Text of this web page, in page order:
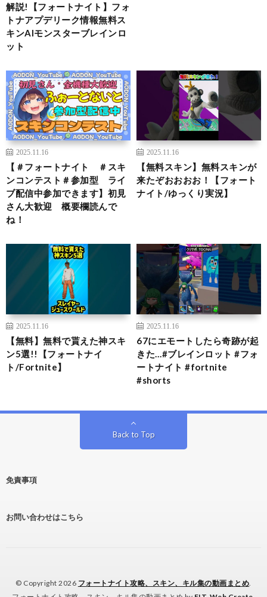
解説!【フォートナイト】フォ
トナアプデリーク情報無料ス
キンAIモンスターブレインロ
ット
2025.11.16
【＃フォートナイト ＃スキ
ンコンテスト＃参加型 ライ
ブ配信中参加できます】初見
さん大歓迎 概要欄読んで
ね！
2025.11.16
【無料スキン】無料スキンが
来たぞおおおお！【フォート
ナイト/ゆっくり実況】
2025.11.16
【無料】無料で貰えた神スキ
ン5選!!【フォートナイ
ト/Fortnite】
2025.11.16
67にエモートしたら奇跡が起
きた…#ブレインロット #フォ
ートナイト #fortnite
#shorts
Back to Top
免責事項
お問い合わせはこちら
© Copyright 2026 フォートナイト攻略、スキン、キル集の動画まとめ